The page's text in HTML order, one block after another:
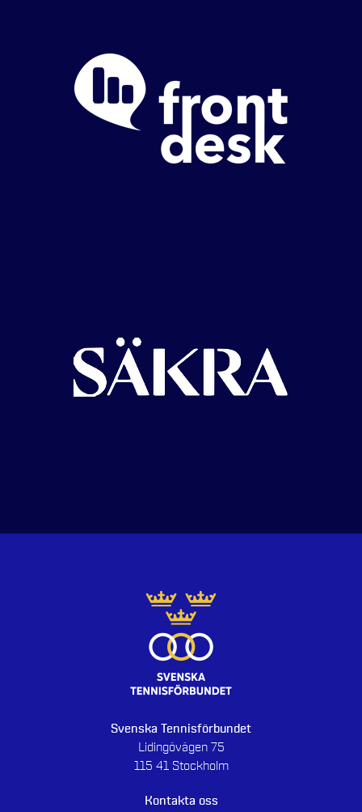
Svenska Tennisförbundet
Lidingövägen 75
115 41 Stockholm
Kontakta oss